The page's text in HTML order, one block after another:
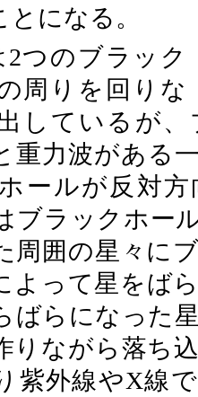
になる。
つのブラック
周りを回りな
しているが
重力波がある
ールが反対
ブラックホー
周囲の星々に
よって星をば
ばらになった
りながら落ち
紫外線やX線